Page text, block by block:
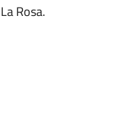
Rosa.